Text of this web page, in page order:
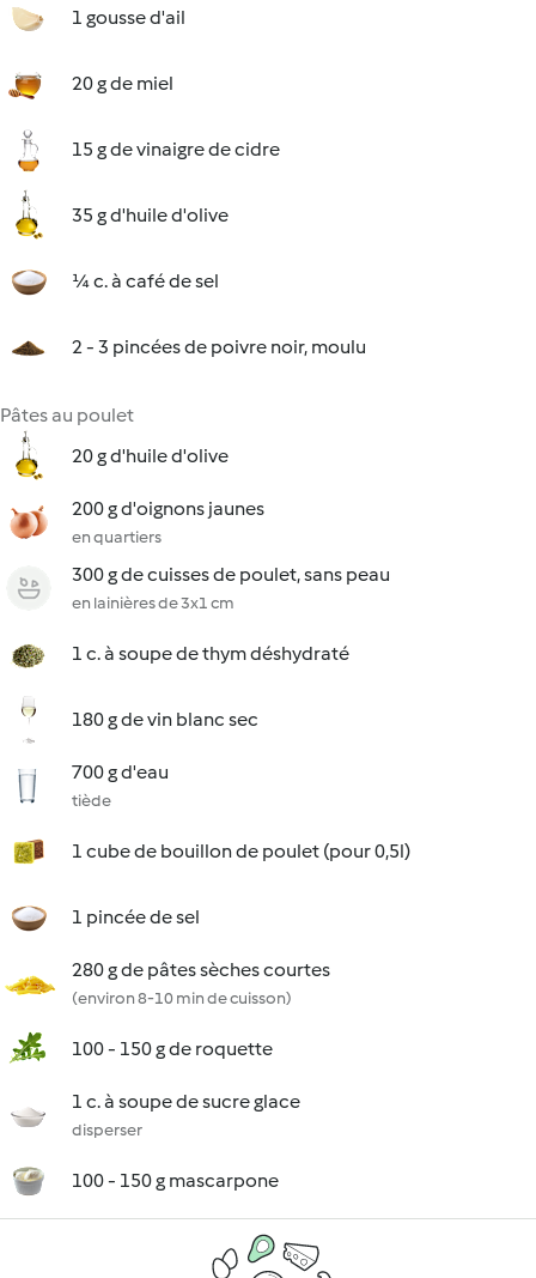
1 gousse d'ail
20 g de miel
15 g de vinaigre de cidre
35 g d'huile d'olive
¼ c. à café de sel
2 - 3 pincées de poivre noir, moulu
Pâtes au poulet
20 g d'huile d'olive
200 g d'oignons jaunes
en quartiers
300 g de cuisses de poulet, sans peau
en lainières de 3x1 cm
1 c. à soupe de thym déshydraté
180 g de vin blanc sec
700 g d'eau
tiède
1 cube de bouillon de poulet (pour 0,5l)
1 pincée de sel
280 g de pâtes sèches courtes
(environ 8-10 min de cuisson)
100 - 150 g de roquette
1 c. à soupe de sucre glace
disperser
100 - 150 g mascarpone